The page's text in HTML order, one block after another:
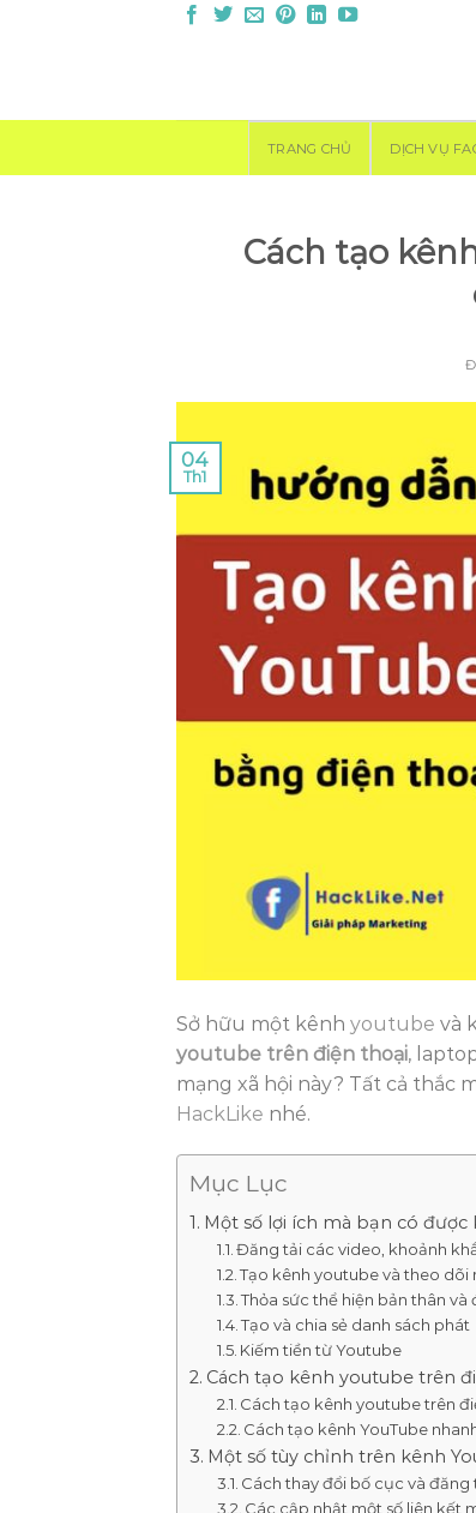
TRANG CHỦ DỊCH VỤ
Cách tạo
04
Th1
Sở hữu một kênh youtube và
youtube trên điện thoại,
mạng xã hội này? Tất cả thắc
HackLike nhé.
Mục Lục
Một số lợi ích mà bạn có
Đăng tải các video, khoảnh
Tạo kênh youtube và theo
Thỏa sức thể hiện bản thân
Tạo và chia sẻ danh sách phát
Kiếm tiền từ Youtube
Cách tạo kênh youtube trên
Cách tạo kênh youtube trên
Cách tạo kênh YouTube
Một số tùy chỉnh trên kênh
Cách thay đổi bố cục và đăng
Các cập nhật một số liên kết